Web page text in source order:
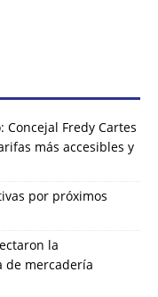
Fredy Cartes
más accesibles y
por próximos
la
de mercadería